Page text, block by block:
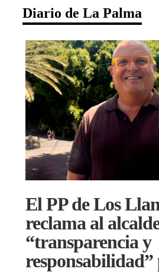
Diario de La Palma
El PP de Los
reclama al
“transparencia y
responsabilidad”